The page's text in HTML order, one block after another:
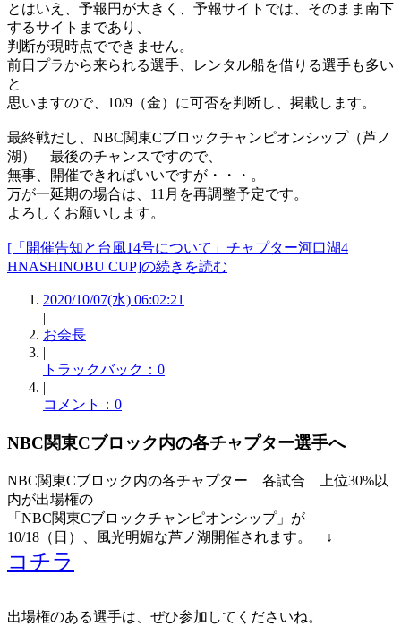
とはいえ、予報円が大きく、予報サイトでは、そのまま南下
するサイトまであり、
判断が現時点でできません。
前日プラから来られる選手、レンタル船を借りる選手も多い
と
思いますので、10/9（金）に可否を判断し、掲載します。
最終戦だし、NBC関東Cブロックチャンピオンシップ（芦ノ
湖） 最後のチャンスですので、
無事、開催できればいいですが・・・。
万が一延期の場合は、11月を再調整予定です。
よろしくお願いします。
[「開催告知と台風14号について」チャプター河口湖4
HNASHINOBU CUP]の続きを読む
2020/10/07(水) 06:02:21
|
お会長
|
トラックバック：0
|
コメント：0
NBC関東Cブロック内の各チャプター選手へ
NBC関東Cブロック内の各チャプター 各試合 上位30%以
内が出場権の
「NBC関東Cブロックチャンピオンシップ」が
10/18（日）、風光明媚な芦ノ湖開催されます。 ↓
コチラ
出場権のある選手は、ぜひ参加してくださいね。